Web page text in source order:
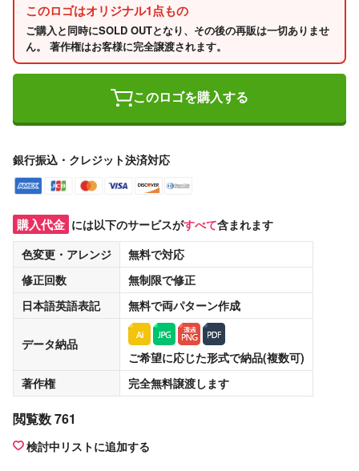
このロゴはオリジナル1点もの
ご購入と同時にSOLD OUTとなり、その後の再販は一切ありませ
ん。 著作権はお客様に完全譲渡されます。
このロゴを購入する
銀行振込・クレジット決済対応
購入代金 には以下のサービスがすべて含まれます
色変更・アレンジ
無料で対応
修正回数
無制限で修正
日本語英語表記
無料で両パターン作成
データ納品
ご希望に応じた形式で納品(複数可)
著作権
完全無料譲渡します
閲覧数 761
検討中リストに追加する